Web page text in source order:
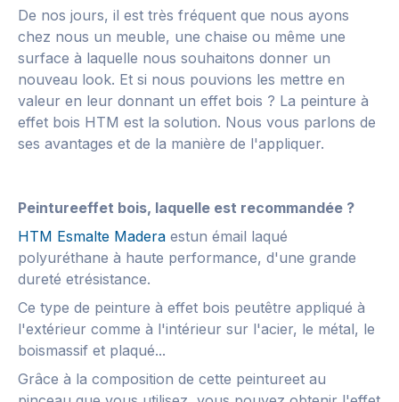
De nos jours, il est très fréquent que nous ayons
chez nous un meuble, une chaise ou même une
surface à laquelle nous souhaitons donner un
nouveau look. Et si nous pouvions les mettre en
valeur en leur donnant un effet bois ? La peinture à
effet bois HTM est la solution. Nous vous parlons de
ses avantages et de la manière de l'appliquer.
Peintureeffet bois, laquelle est recommandée ?
HTM Esmalte Madera estun émail laqué
polyuréthane à haute performance, d'une grande
dureté etrésistance.
Ce type de peinture à effet bois peutêtre appliqué à
l'extérieur comme à l'intérieur sur l'acier, le métal, le
boismassif et plaqué...
Grâce à la composition de cette peintureet au